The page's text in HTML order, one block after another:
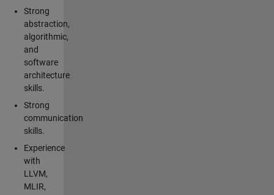
Strong
abstraction,
algorithmic,
and
software
architecture
skills.
Strong
communication
skills.
Experience
with
LLVM,
MLIR,